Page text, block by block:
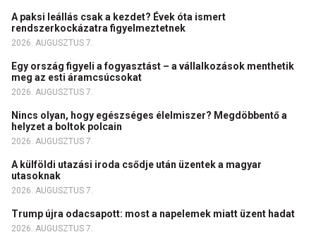
A paksi leállás csak a kezdet? Évek óta ismert
rendszerkockázatra figyelmeztetnek
2026. AUGUSZTUS 7.
Egy ország figyeli a fogyasztást – a vállalkozások menthetik
meg az esti áramcsúcsokat
2026. AUGUSZTUS 7.
Nincs olyan, hogy egészséges élelmiszer? Megdöbbentő a
helyzet a boltok polcain
2026. AUGUSZTUS 7.
A külföldi utazási iroda csődje után üzentek a magyar
utasoknak
2026. AUGUSZTUS 7.
Trump újra odacsapott: most a napelemek miatt üzent hadat
2026. AUGUSZTUS 7.